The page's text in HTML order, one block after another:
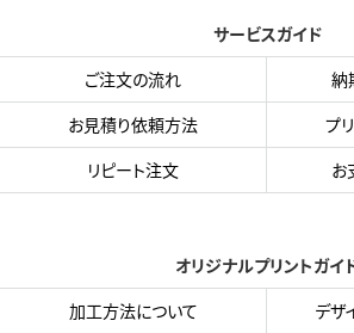
サービスガイド
ご注文の流れ
納
お見積り依頼方法
プ
リピート注文
お
オリジナルプリントガイ
加工方法について
デザ